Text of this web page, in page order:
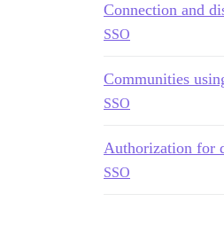
Connection and
SSO
Communities
SSO
Authorization for
SSO